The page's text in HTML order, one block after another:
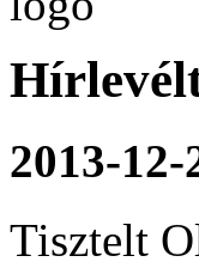
2013-
Tisztelt